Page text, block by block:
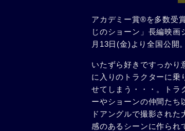
アカデミー賞®を多数受
じのショーン」長編映
月13日(金)より全国公開。
いたずら好きですっかり
に入りのトラクターに乗
せてしまう・・・。トラ
ーやショーンの仲間たち
ドアングルで撮影され
感のあるシーンに作られ